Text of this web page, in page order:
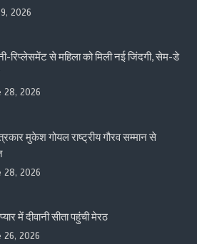
2026
रिप्लेसमेंट से महिला को मिली नई जिंदगी, सेम-डे
28, 2026
मुकेश गोयल राष्ट्रीय गौरव सम्मान से
28, 2026
में दीवानी सीता पहुंची मेरठ
26, 2026